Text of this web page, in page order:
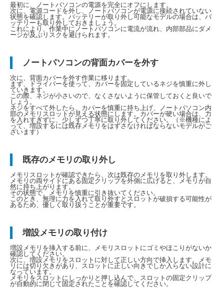
最初に、ノートパソコンの電源を完全にオフにします。
次に、電源コードを外し、ノートパソコンが電源に接続されていない
状態を確認します。バッテリーが取り外し可能なモデルの場合は、バ
ッテリーも取り外しておきましょう。
これにより、作業中にノートパソコンに電流が流れ、内部部品にダメ
ージが及ぶリスクを避けられます。
ノートパソコンの背面カバーを外す
次に、背面カバーを外す作業に移ります。
まず、ドライバーを使って、カバーを固定しているネジを慎重に外し
ていきます。
この際、ネジが小さいので、なくさないように保管しておくと良いで
しょう。
ネジをすべて外したら、カバーを慎重に持ち上げ、ノートパソコン内
部のメモリスロットが見える状態にします。カバーが硬い場合は、力
を入れすぎずに、少しずつ丁寧に取り外してください。（※機種によ
って、増設するには既存メモリをはずさなければならないモデルがご
ざいます）
既存のメモリの取り外し
メモリスロットが確認できたら、次は既存のメモリを取り外します。
メモリの両サイドにある固定クリップを外側に広げると、メモリが自
然に持ち上がります。
その状態で、メモリを慎重に引き抜いてください。
このとき、無理に力を入れて取り外すとスロットが破損する可能性が
あるため、優しく取り扱うことが重要です。
増設メモリの取り付け
増設メモリを挿入する前に、メモリスロットにゴミやほこりがないか
確認してください。
次に、増設メモリをスロットに対して正しい方向で挿入します。メモ
リには切り欠きがあり、スロットに正しい向きでしか入らない設計に
なっています。
メモリをスロットにしっかりと押し込んで、スロットの固定クリップ
が自動的に閉じて固定されたことを確認してください。